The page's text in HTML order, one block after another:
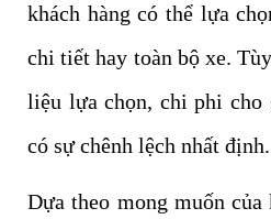
khách hàng có thể lựa
chi tiết hay toàn bộ xe.
liệu lựa chọn, chi phi cho
có sự chênh lệch nhất định.
Dựa theo mong muốn của